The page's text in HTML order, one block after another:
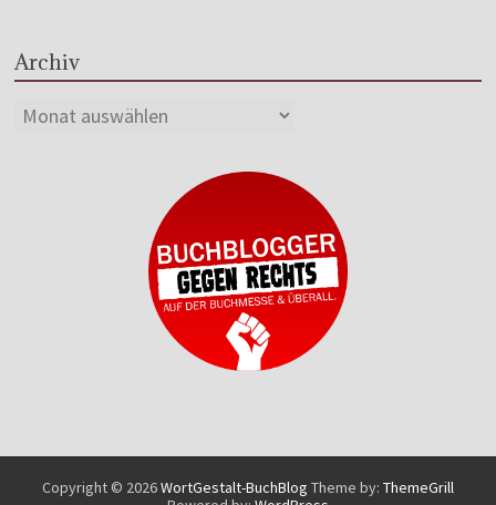
Archiv
Copyright © 2026WortGestalt-BuchBlog Theme by: ThemeGrill